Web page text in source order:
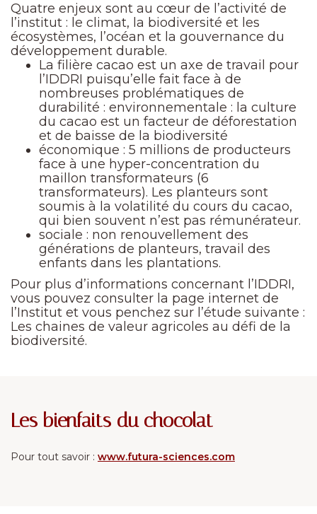
Quatre enjeux sont au cœur de l’activité de
l’institut : le climat, la biodiversité et les
écosystèmes, l’océan et la gouvernance du
développement durable.
La filière cacao est un axe de travail pour
l’IDDRI puisqu’elle fait face à de
nombreuses problématiques de
durabilité : environnementale : la culture
du cacao est un facteur de déforestation
et de baisse de la biodiversité
économique : 5 millions de producteurs
face à une hyper-concentration du
maillon transformateurs (6
transformateurs). Les planteurs sont
soumis à la volatilité du cours du cacao,
qui bien souvent n’est pas rémunérateur.
sociale : non renouvellement des
générations de planteurs, travail des
enfants dans les plantations.
Pour plus d’informations concernant l’IDDRI,
vous pouvez consulter la page internet de
l’Institut et vous penchez sur l’étude suivante :
Les chaines de valeur agricoles au défi de la
biodiversité.
Les bienfaits du chocolat
Pour tout savoir : www.futura-sciences.com